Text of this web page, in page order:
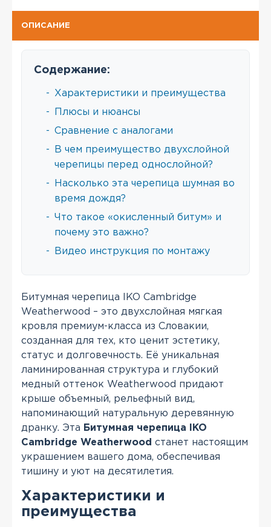
ОПИСАНИЕ
Содержание:
- Характеристики и преимущества
- Плюсы и нюансы
- Сравнение с аналогами
-
В чем преимущество двухслойной
черепицы перед однослойной?
-
Насколько эта черепица шумная во
время дождя?
- Что такое «окисленный битум» и
почему это важно?
- Видео инструкция по монтажу
Битумная черепица IKO Cambridge
Weatherwood – это двухслойная мягкая
кровля премиум-класса из Словакии,
созданная для тех, кто ценит эстетику,
статус и долговечность. Её уникальная
ламинированная структура и глубокий
медный оттенок Weatherwood придают
крыше объемный, рельефный вид,
напоминающий натуральную деревянную
дранку. Эта Битумная черепица IKO
Cambridge Weatherwood станет настоящим
украшением вашего дома, обеспечивая
тишину и уют на десятилетия.
Характеристики и
преимущества